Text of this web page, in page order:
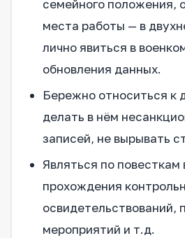
семейного положения,
места работы — в
лично явиться в
обновления данных.
Бережно относиться к
делать в нём
записей, не вырывать
Являться по повесткам
прохождения
освидетельствований,
мероприятий и т.д.